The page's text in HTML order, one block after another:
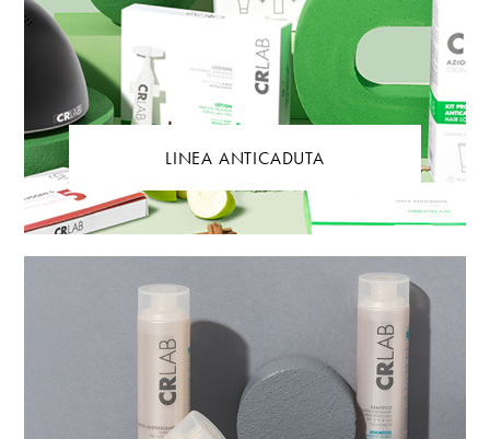
LINEA ANTICADUTA